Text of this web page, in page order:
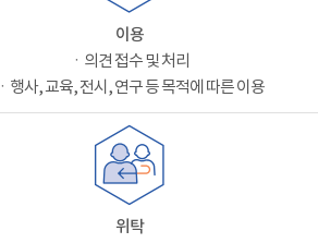
이용
ㆍ의견 접수 및 처리
ㆍ행사, 교육, 전시, 연구 등 목적에 따른 이용
위탁